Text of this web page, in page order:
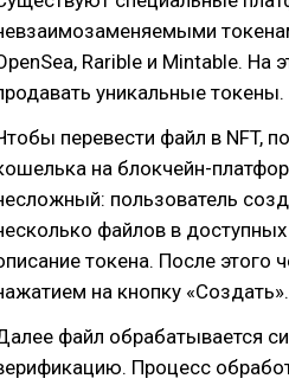
Rarible и Mintable. На
уникальные токены.
перевести файл в NFT,
на блокчейн-
пользователь
файлов в
токена. После этого
на кнопку «Создать».
файл обрабатывается
Процесс